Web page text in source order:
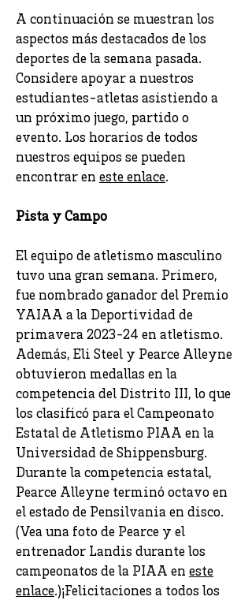
A continuación se muestran los
aspectos más destacados de los
deportes de la semana pasada.
Considere apoyar a nuestros
estudiantes-atletas asistiendo a
un próximo juego, partido o
evento. Los horarios de todos
nuestros equipos se pueden
encontrar en este enlace.
Pista y Campo
El equipo de atletismo masculino
tuvo una gran semana. Primero,
fue nombrado ganador del Premio
YAIAA a la Deportividad de
primavera 2023-24 en atletismo.
Además, Eli Steel y Pearce Alleyne
obtuvieron medallas en la
competencia del Distrito III, lo que
los clasificó para el Campeonato
Estatal de Atletismo PIAA en la
Universidad de Shippensburg.
Durante la competencia estatal,
Pearce Alleyne terminó octavo en
el estado de Pensilvania en disco.
(Vea una foto de Pearce y el
entrenador Landis durante los
campeonatos de la PIAA en este
enlace.)¡Felicitaciones a todos los